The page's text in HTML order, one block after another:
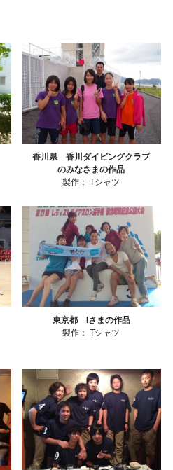
香川県 香川ダイビングクラブ
のみなさまの作品
製作： Tシャツ
東京都 Iさまの作品
製作： Tシャツ